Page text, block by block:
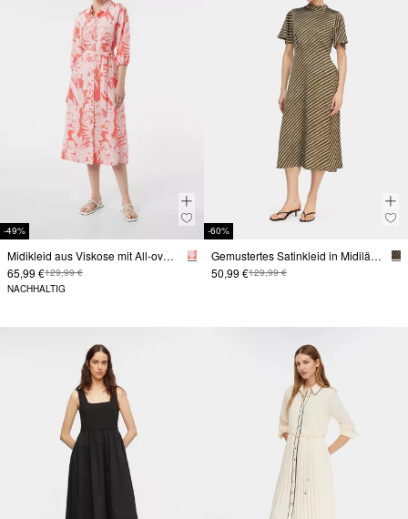
-49%
Midikleid aus Viskose mit All-over-Print und 3/4-Ärmeln
65,99 €129,99 €
NACHHALTIG
-60%
Gemustertes Satinkleid in Midilänge
50,99 €129,99 €